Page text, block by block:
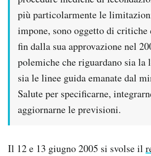
più particolarmente le
impone, sono oggetto di critiche
fin dalla sua approvazione nel
polemiche che riguardano sia la
sia le linee guida emanate dal
Salute per specificarne,
aggiornarne le previsioni.
Il 12 e 13 giugno 2005 si svolse il